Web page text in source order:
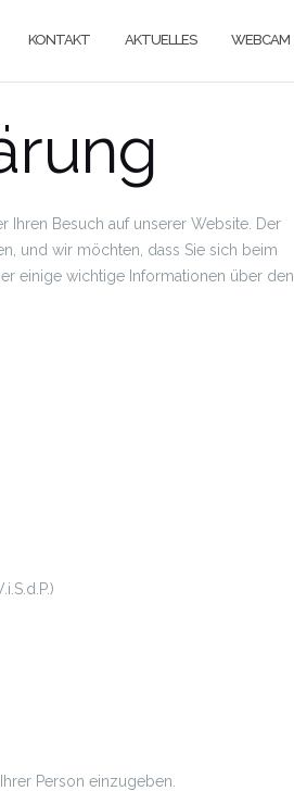
KONTAKT AKTUELLES WEBCAM
Besuch auf unserer Website. Der
und wir möchten, dass Sie sich beim
einige wichtige Informationen über den
Person einzugeben.